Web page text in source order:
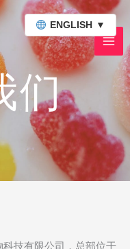
ENGLISH ▼
们
技有限公司，总部位于